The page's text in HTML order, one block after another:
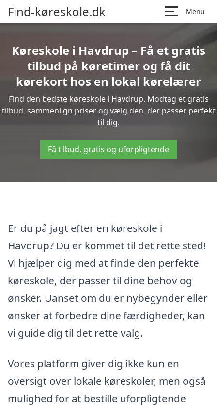
Find-køreskole.dk Menu
Køreskole i Havdrup – Få et gratis
tilbud på køretimer og få dit
kørekort hos en lokal kørelærer
Find den bedste køreskole i Havdrup. Modtag et gratis
tilbud, sammenlign priser og vælg den, der passer perfekt
til dig.
Få tilbud, gratis og uforpligtende
Er du på jagt efter en køreskole i
Havdrup? Du er kommet til det rette sted!
Vi hjælper dig med at finde den perfekte
køreskole, der passer til dine behov og
ønsker. Uanset om du er nybegynder eller
ønsker at forbedre dine færdigheder, kan
vi guide dig til det rette valg.
Vores platform giver dig ikke kun en
oversigt over lokale køreskoler, men også
mulighed for at bestille uforpligtende